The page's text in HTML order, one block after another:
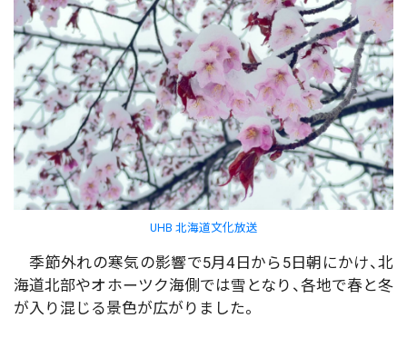
UHB 北海道文化放送
季節外れの寒気の影響で5月4日から5日朝にかけ、北
海道北部やオホーツク海側では雪となり、各地で春と冬
が入り混じる景色が広がりました。